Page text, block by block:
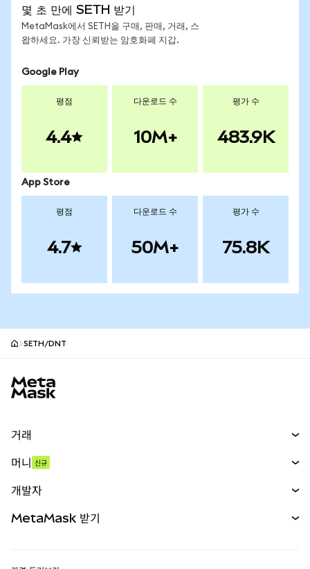
몇 초 만에 SETH 받기
MetaMask에서 SETH을 구매, 판매, 거래, 스
왑하세요. 가장 신뢰받는 암호화폐 지갑.
Google Play
평점
4.4
다운로드 수
10M+
평가 수
483.9K
App Store
평점
4.7
다운로드 수
50M+
평가 수
75.8K
SETH/DNT
거래
무기한 선물
실물자산
머니 신규
개발자
MetaMask 받기